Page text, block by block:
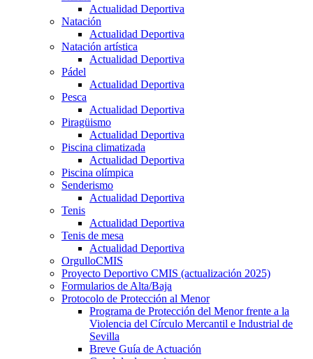
Actualidad Deportiva
Natación
Actualidad Deportiva
Natación artística
Actualidad Deportiva
Pádel
Actualidad Deportiva
Pesca
Actualidad Deportiva
Piragüismo
Actualidad Deportiva
Piscina climatizada
Actualidad Deportiva
Piscina olímpica
Senderismo
Actualidad Deportiva
Tenis
Actualidad Deportiva
Tenis de mesa
Actualidad Deportiva
OrgulloCMIS
Proyecto Deportivo CMIS (actualización 2025)
Formularios de Alta/Baja
Protocolo de Protección al Menor
Programa de Protección del Menor frente a la
Violencia del Círculo Mercantil e Industrial de
Sevilla
Breve Guía de Actuación